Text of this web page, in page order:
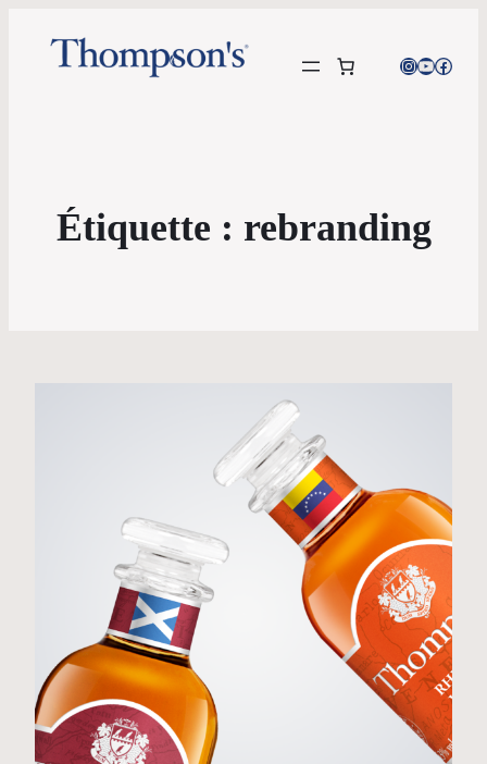
Instagram
YouTube
Étiquette : rebranding